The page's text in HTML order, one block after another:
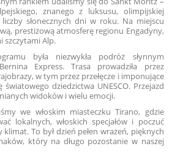
znanego z luksusu, olimpijskiej
słonecznych dni w roku. Na miejscu
prestiżową atmosferę regionu Engadyny,
szczytami Alp.
była niezwykła podróż słynnym
Express. Trasa prowadziła przez
w tym przez przełęcze i imponujące
dziedzictwa UNESCO. Przejazd
widoków i wielu emocji.
we włoskim miasteczku Tirano, gdzie
lokalnych, włoskich specjałów i poczuć
klimat. To był dzień pełen wrażeń, pięknych
który na długo pozostanie w naszej